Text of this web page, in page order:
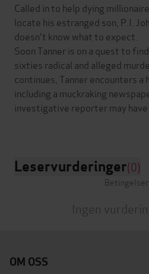
Called in to help dying
locate his estranged son, P.I.
doesn't know what to expect.
Soon Tanner is on a quest to
sixties radical and alleged
continues, Tanner encounters
including a muckraking
investigative reporter may have
Leservurderinger(0)
Ingen
OM OSS